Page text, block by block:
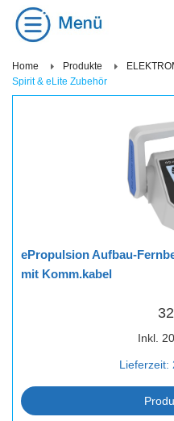
Home Produkte
Spirit & eLite Zubehör
ePropulsion Aufbau-
mit Komm.kabel
Inkl.
Lieferzeit: